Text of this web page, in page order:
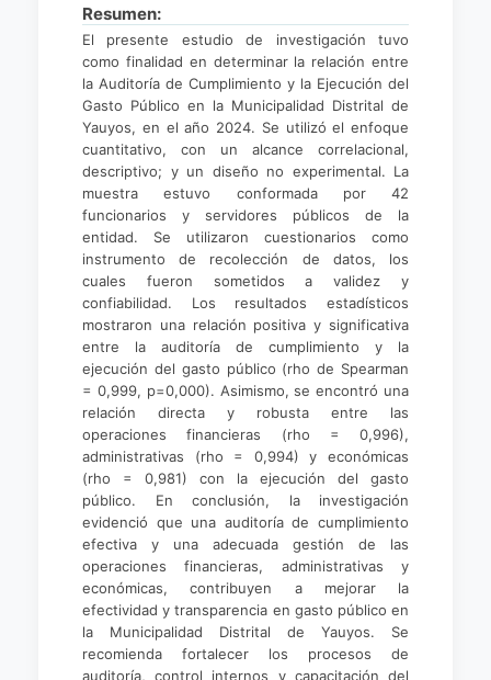
Resumen:
El presente estudio de investigación tuvo
como finalidad en determinar la relación entre
la Auditoría de Cumplimiento y la Ejecución del
Gasto Público en la Municipalidad Distrital de
Yauyos, en el año 2024. Se utilizó el enfoque
cuantitativo, con un alcance correlacional,
descriptivo; y un diseño no experimental. La
muestra estuvo conformada por 42
funcionarios y servidores públicos de la
entidad. Se utilizaron cuestionarios como
instrumento de recolección de datos, los
cuales fueron sometidos a validez y
confiabilidad. Los resultados estadísticos
mostraron una relación positiva y significativa
entre la auditoría de cumplimiento y la
ejecución del gasto público (rho de Spearman
= 0,999, p=0,000). Asimismo, se encontró una
relación directa y robusta entre las
operaciones financieras (rho = 0,996),
administrativas (rho = 0,994) y económicas
(rho = 0,981) con la ejecución del gasto
público. En conclusión, la investigación
evidenció que una auditoría de cumplimiento
efectiva y una adecuada gestión de las
operaciones financieras, administrativas y
económicas, contribuyen a mejorar la
efectividad y transparencia en gasto público en
la Municipalidad Distrital de Yauyos. Se
recomienda fortalecer los procesos de
auditoría, control internos y capacitación del